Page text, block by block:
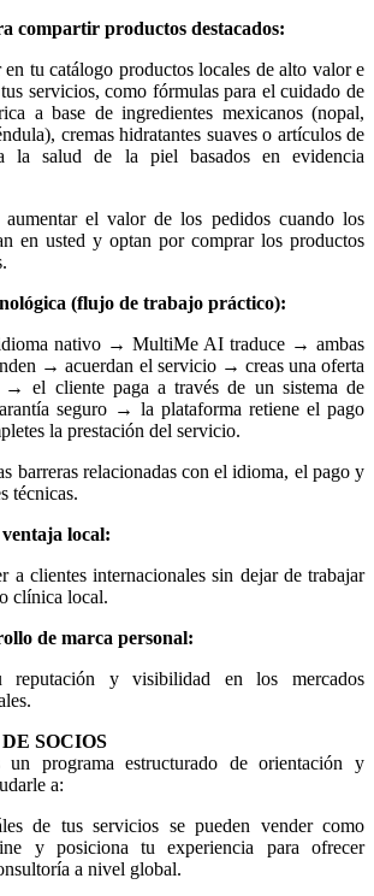
compartir productos destacados:
tu catálogo productos locales de alto valor e
servicios, como fórmulas para el cuidado de
a base de ingredientes mexicanos (nopal,
cremas hidratantes suaves o artículos de
la salud de la piel basados en evidencia
el valor de los pedidos cuando los
en usted y optan por comprar los productos
(flujo de trabajo práctico):
nativo → MultiMe AI traduce → ambas
→ acuerdan el servicio → creas una oferta
→ el cliente paga a través de un sistema de
seguro → la plataforma retiene el pago
la prestación del servicio.
barreras relacionadas con el idioma, el pago y
técnicas.
local:
a clientes internacionales sin dejar de trabajar
clínica local.
de marca personal:
reputación y visibilidad en los mercados
SOCIOS
un programa estructurado de orientación y
a:
de tus servicios se pueden vender como
y posiciona tu experiencia para ofrecer
a nivel global.